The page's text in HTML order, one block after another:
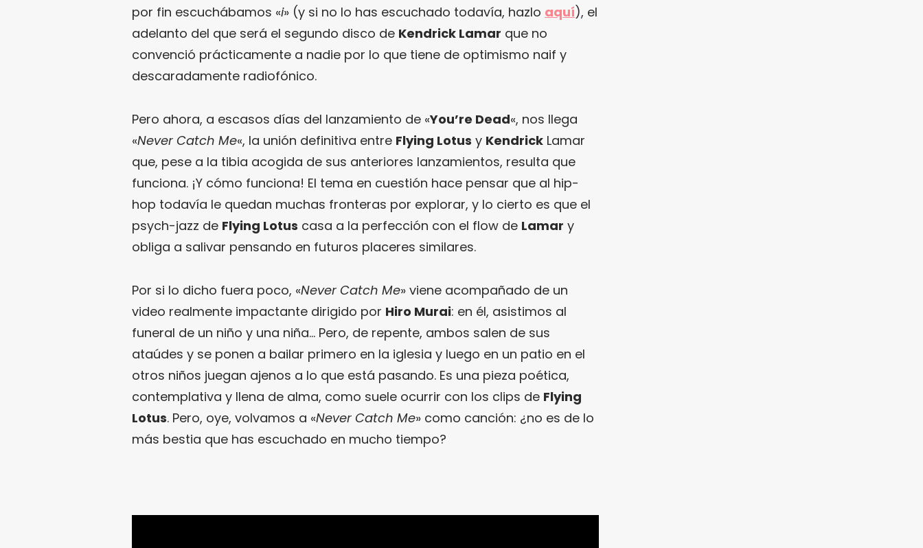
por fin escuchábamos «i» (y si no lo has escuchado todavía, hazlo aquí), el
adelanto del que será el segundo disco de Kendrick Lamar que no
convenció prácticamente a nadie por lo que tiene de optimismo naif y
descaradamente radiofónico.
Pero ahora, a escasos días del lanzamiento de «You’re Dead«, nos llega
«Never Catch Me«, la unión definitiva entre Flying Lotus y Kendrick Lamar
que, pese a la tibia acogida de sus anteriores lanzamientos, resulta que
funciona. ¡Y cómo funciona! El tema en cuestión hace pensar que al hip-
hop todavía le quedan muchas fronteras por explorar, y lo cierto es que el
psych-jazz de Flying Lotus casa a la perfección con el flow de Lamar y
obliga a salivar pensando en futuros placeres similares.
Por si lo dicho fuera poco, «Never Catch Me» viene acompañado de un
video realmente impactante dirigido por Hiro Murai: en él, asistimos al
funeral de un niño y una niña… Pero, de repente, ambos salen de sus
ataúdes y se ponen a bailar primero en la iglesia y luego en un patio en el
otros niños juegan ajenos a lo que está pasando. Es una pieza poética,
contemplativa y llena de alma, como suele ocurrir con los clips de Flying
Lotus. Pero, oye, volvamos a «Never Catch Me» como canción: ¿no es de lo
más bestia que has escuchado en mucho tiempo?